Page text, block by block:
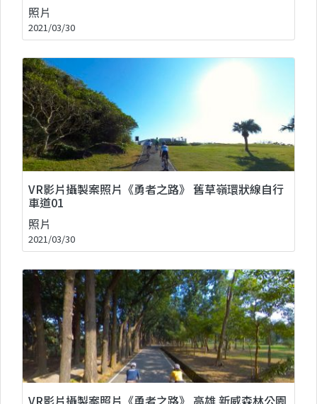
照片
2021/03/30
VR影片攝製案照片《勇者之路》 舊草嶺環狀線自行
車道01
照片
2021/03/30
VR影片攝製案照片《勇者之路》 高雄 新威森林公園